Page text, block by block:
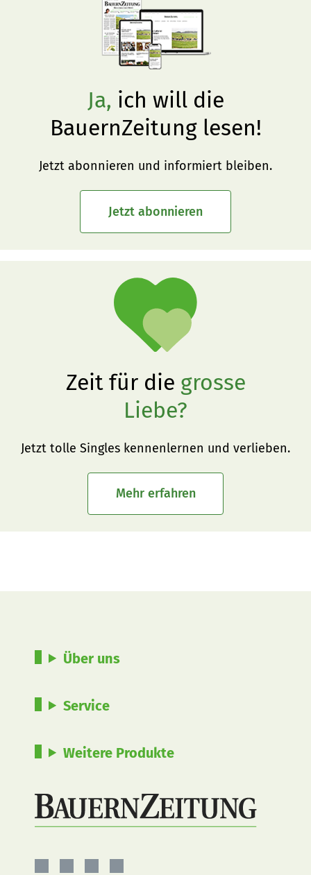
Ja, ich will die
BauernZeitung lesen!
Jetzt abonnieren und informiert bleiben.
Jetzt abonnieren
Zeit für die grosse
Liebe?
Jetzt tolle Singles kennenlernen und verlieben.
Mehr erfahren
Über uns
Service
Weitere Produkte